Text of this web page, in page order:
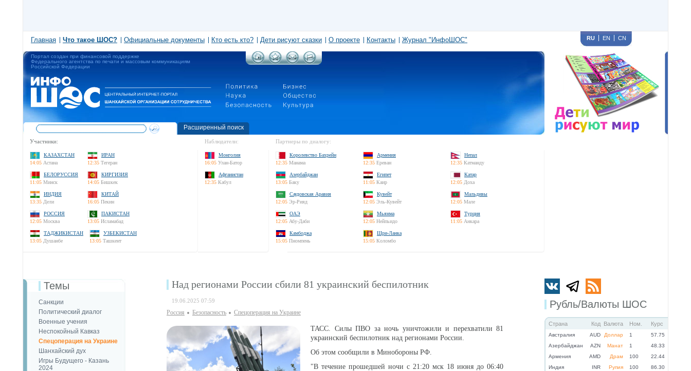
Главная Что такое ШОС? Официальные документы Кто есть кто? Дети рисуют сказки О проекте Контакты Журнал "ИнфоШОС" RU EN CN
Портал создан при финансовой поддержке
Федерального агентства по печати и массовым коммуникациям
Российской Федерации
Расширенный поиск
Участники:
КАЗАХСТАН
14:05 Астана
ИРАН
12:35 Тегеран
БЕЛОРУССИЯ
11:05 Минск
КИРГИЗИЯ
14:05 Бишкек
ИНДИЯ
13:35 Дели
КИТАЙ
16:05 Пекин
РОССИЯ
12:05 Москва
ПАКИСТАН
13:05 Исламабад
ТАДЖИКИСТАН
13:05 Душанбе
УЗБЕКИСТАН
13:05 Ташкент
Наблюдатели:
Монголия
16:05 Улан-Батор
Афганистан
12:35 Кабул
Партнеры по диалогу:
Королевство Бахрейн
12:35 Манама
Армения
12:35 Ереван
Непал
12:35 Катманду
Азербайджан
13:05 Баку
Египет
11:05 Каир
Катар
12:05 Доха
Саудовская Аравия
12:05 Эр-Рияд
Кувейт
12:05 Эль-Кувейт
Мальдивы
12:05 Мале
ОАЭ
12:05 Абу-Даби
Мьянма
12:05 Нейпьидо
Турция
11:05 Анкара
Камбоджа
15:05 Пномпень
Шри-Ланка
15:05 Коломбо
Рубль/Валюты ШОС
Страна Код Валюта Ном. Курс
Австралия AUD Доллар 1
57.75
Азербайджан
AZN Манат 1
48.33
Армения
AMD Драм 100
22.44
Индия
INR Рупия 100
86.30
Темы
Санкции
Политический диалог
Военные учения
Неспокойный Кавказ
Спецоперация на Украине
Шанхайский дух
Игры Будущего - Казань
2024
Над регионами России сбили 81 украинский беспилотник
19.06.2025 07:59
Россия Безопаcность Спецоперация на Украине
ТАСС. Силы ПВО за ночь уничтожили и перехватили 81
украинский беспилотник над регионами России.
Об этом сообщили в Минобороны РФ.
"В течение прошедшей ночи с 21:20 мск 18 июня до 06:40